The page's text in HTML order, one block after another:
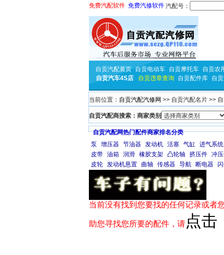
免费汽配软件 免费汽修软件 汽配号：
自贡汽配黄页 自贡电动车 自贡摩托车 自贡农
自贡汽车4S店
自贡违章查询 自贡配件库 自
当前位置： 自贡汽配汽修网 >> 自贡汽配名片 >>
自贡汽配商搜索：商家类别
自贡汽配网热门配件商家排名分类
泵
增压器 节油器 发动机 活塞 气缸 进气系统
皮带 油箱 润滑 橡胶支架 凸轮轴 挤压件 冲
皮轮 发动机悬置 曲轴 传感器 导航 断电器
当前没有找到您要找的任何记录或者
助您寻找您所要的配件，请 点击